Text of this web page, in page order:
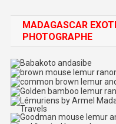
MADAGASCAR
PHOTOGRAPHE